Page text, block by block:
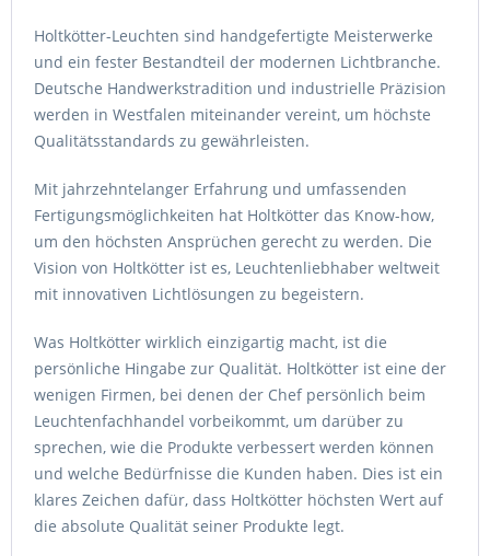
Holtkötter-Leuchten sind handgefertigte Meisterwerke
und ein fester Bestandteil der modernen Lichtbranche.
Deutsche Handwerkstradition und industrielle Präzision
werden in Westfalen miteinander vereint, um höchste
Qualitätsstandards zu gewährleisten.
Mit jahrzehntelanger Erfahrung und umfassenden
Fertigungsmöglichkeiten hat Holtkötter das Know-how,
um den höchsten Ansprüchen gerecht zu werden. Die
Vision von Holtkötter ist es, Leuchtenliebhaber weltweit
mit innovativen Lichtlösungen zu begeistern.
Was Holtkötter wirklich einzigartig macht, ist die
persönliche Hingabe zur Qualität. Holtkötter ist eine der
wenigen Firmen, bei denen der Chef persönlich beim
Leuchtenfachhandel vorbeikommt, um darüber zu
sprechen, wie die Produkte verbessert werden können
und welche Bedürfnisse die Kunden haben. Dies ist ein
klares Zeichen dafür, dass Holtkötter höchsten Wert auf
die absolute Qualität seiner Produkte legt.